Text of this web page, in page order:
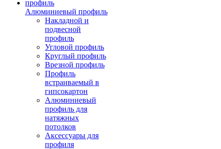
Алюминиевый профиль
Накладной и
подвесной
профиль
Угловой профиль
Круглый профиль
Врезной профиль
Профиль
встраиваемый в
гипсокартон
Алюминиевый
профиль для
натяжных
потолков
Аксессуары для
профиля